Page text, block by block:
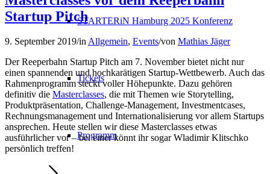
STARTERiN Hamburg 2025 Konferenz
Tickets
Programm
Startup Pitch
9. September 2019/inAllgemein, Events/von Mathias Jäger
Der Reeperbahn Startup Pitch am 7. November bietet nicht nur
einen spannenden und hochkarätigen Startup-Wettbewerb. Auch das
Rahmenprogramm steckt voller Höhepunkte. Dazu gehören
definitiv die Masterclasses, die mit Themen wie Storytelling,
Produktpräsentation, Challenge-Management, Investmentcases,
Rechnungsmanagement und Internationalisierung vor allem Startups
ansprechen. Heute stellen wir diese Masterclasses etwas
ausführlicher vor – bei einer könnt ihr sogar Wladimir Klitschko
persönlich treffen!